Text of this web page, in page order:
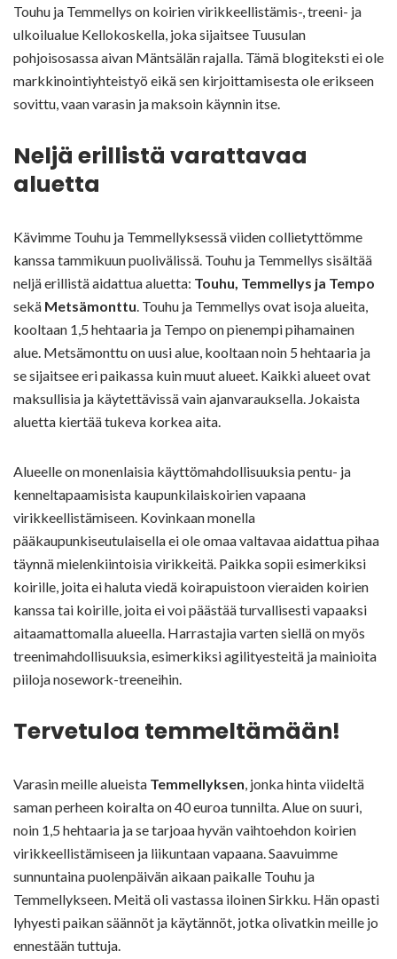
Touhu ja Temmellys on koirien virikkeellistämis-, treeni- ja
ulkoilualue Kellokoskella, joka sijaitsee Tuusulan
pohjoisosassa aivan Mäntsälän rajalla. Tämä blogiteksti ei ole
markkinointiyhteistyö eikä sen kirjoittamisesta ole erikseen
sovittu, vaan varasin ja maksoin käynnin itse.
Neljä erillistä varattavaa
aluetta
Kävimme Touhu ja Temmellyksessä viiden collietyttömme
kanssa tammikuun puolivälissä. Touhu ja Temmellys sisältää
neljä erillistä aidattua aluetta: Touhu, Temmellys ja Tempo
sekä Metsämonttu. Touhu ja Temmellys ovat isoja alueita,
kooltaan 1,5 hehtaaria ja Tempo on pienempi pihamainen
alue. Metsämonttu on uusi alue, kooltaan noin 5 hehtaaria ja
se sijaitsee eri paikassa kuin muut alueet. Kaikki alueet ovat
maksullisia ja käytettävissä vain ajanvarauksella. Jokaista
aluetta kiertää tukeva korkea aita.
Alueelle on monenlaisia käyttömahdollisuuksia pentu- ja
kenneltapaamisista kaupunkilaiskoirien vapaana
virikkeellistämiseen. Kovinkaan monella
pääkaupunkiseutulaisella ei ole omaa valtavaa aidattua pihaa
täynnä mielenkiintoisia virikkeitä. Paikka sopii esimerkiksi
koirille, joita ei haluta viedä koirapuistoon vieraiden koirien
kanssa tai koirille, joita ei voi päästää turvallisesti vapaaksi
aitaamattomalla alueella. Harrastajia varten siellä on myös
treenimahdollisuuksia, esimerkiksi agilityesteitä ja mainioita
piiloja nosework-treeneihin.
Tervetuloa temmeltämään!
Varasin meille alueista Temmellyksen, jonka hinta viideltä
saman perheen koiralta on 40 euroa tunnilta. Alue on suuri,
noin 1,5 hehtaaria ja se tarjoaa hyvän vaihtoehdon koirien
virikkeellistämiseen ja liikuntaan vapaana. Saavuimme
sunnuntaina puolenpäivän aikaan paikalle Touhu ja
Temmellykseen. Meitä oli vastassa iloinen Sirkku. Hän opasti
lyhyesti paikan säännöt ja käytännöt, jotka olivatkin meille jo
ennestään tuttuja.